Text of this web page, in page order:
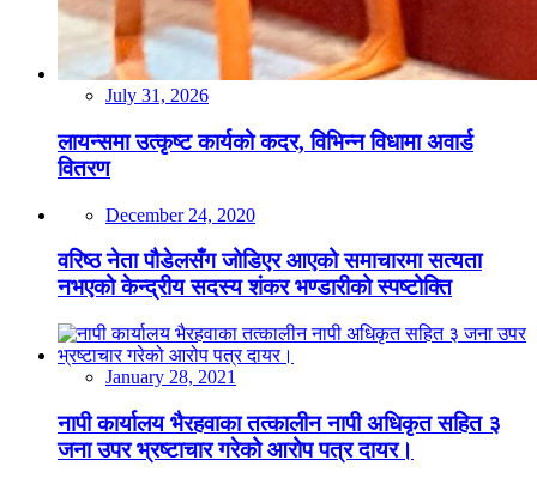
July 31, 2026
लायन्समा उत्कृष्ट कार्यको कदर, विभिन्न विधामा अवार्ड
वितरण
December 24, 2020
वरिष्ठ नेता पौडेलसँग जोडिएर आएको समाचारमा सत्यता
नभएको केन्द्रीय सदस्य शंकर भण्डारीको स्पष्टोक्ति
January 28, 2021
नापी कार्यालय भैरहवाका तत्कालीन नापी अधिकृत सहित ३
जना उपर भ्रष्टाचार गरेको आरोप पत्र दायर।